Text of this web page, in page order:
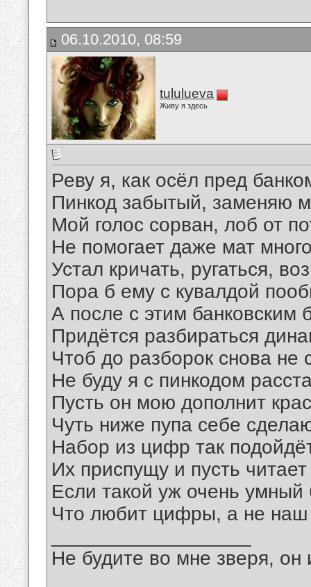
06.10.2010, 08:59
tululueva
Живу я здесь
Реву я, как осёл пред
Пинкод забытый, заменяю
Мой голос сорван, лоб от
Не помогает даже мат
Устал кричать, ругаться,
Пора б ему с кувалдой
А после с этим банковским
Придётся разбираться
Чтоб до разборок снова не
Не буду я с пинкодом
Пусть он мою дополнит
Чуть ниже пупа себе
Набор из цифр так
Их приспущу и пусть
Если такой уж очень умный
Что любит цифры, а не наш
Не будите во мне зверя, он